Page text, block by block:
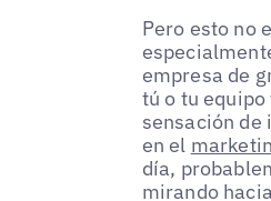
Pero esto no
empresa de
tú o tu
sensación
en el
día,
mirando